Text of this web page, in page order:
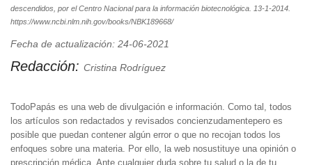
descendidos, por el Centro Nacional para la información biotecnológica. 13-1-2014.
https://www.ncbi.nlm.nih.gov/books/NBK189668/
Fecha de actualización: 24-06-2021
Redacción: Cristina Rodríguez
TodoPapás es una web de divulgación e información. Como tal, todos
los artículos son redactados y revisados concienzudamentepero es
posible que puedan contener algún error o que no recojan todos los
enfoques sobre una materia. Por ello, la web nosustituye una opinión o
prescripción médica. Ante cualquier duda sobre tu salud o la de tu